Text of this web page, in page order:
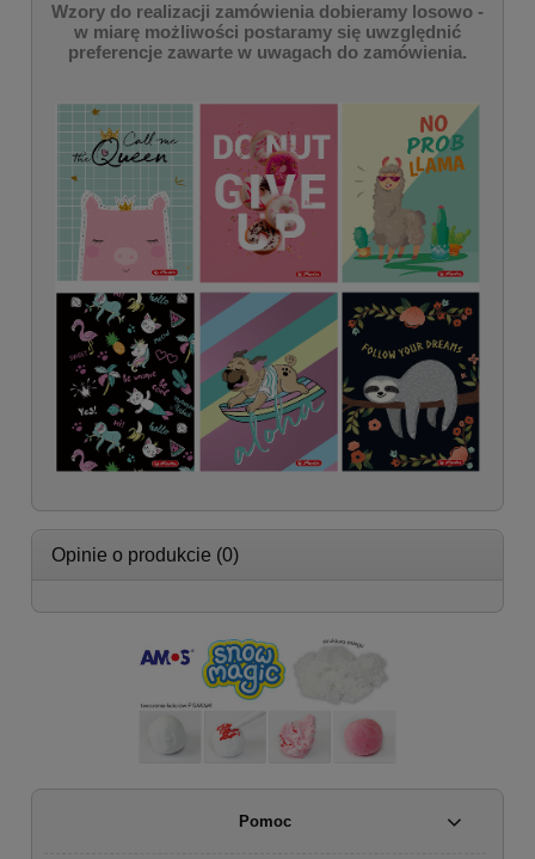
Wzory do realizacji zamówienia dobieramy losowo -
w miarę możliwości postaramy się uwzględnić
preferencje zawarte w uwagach do zamówienia.
Opinie o produkcie (0)
Pomoc